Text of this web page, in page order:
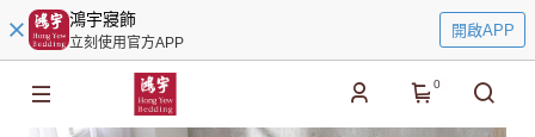
鴻宇寢飾
立刻使用官方APP
開啟APP
0